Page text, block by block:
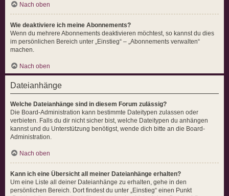
Nach oben
Wie deaktiviere ich meine Abonnements?
Wenn du mehrere Abonnements deaktivieren möchtest, so kannst du dies
im persönlichen Bereich unter „Einstieg“ – „Abonnements verwalten“
machen.
Nach oben
Dateianhänge
Welche Dateianhänge sind in diesem Forum zulässig?
Die Board-Administration kann bestimmte Dateitypen zulassen oder
verbieten. Falls du dir nicht sicher bist, welche Dateitypen du anhängen
kannst und du Unterstützung benötigst, wende dich bitte an die Board-
Administration.
Nach oben
Kann ich eine Übersicht all meiner Dateianhänge erhalten?
Um eine Liste all deiner Dateianhänge zu erhalten, gehe in den
persönlichen Bereich. Dort findest du unter „Einstieg“ einen Punkt